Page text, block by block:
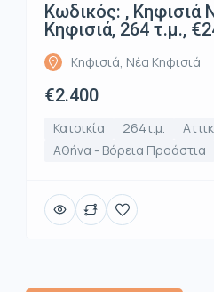
Κωδικός: , Κηφισιά
Κηφισιά, 264 τ.μ.,
Κηφισιά, Νέα Κηφισιά
€2.400
Κατοικία 264τ.μ.
Αθήνα - Βόρεια Προάστια